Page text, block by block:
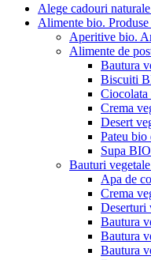
Alege cadouri
Alimente bio.
Aperitive bio.
Alimente de
Bautura
Biscuiti
Ciocolata
Crema
Desert
Pateu bio
Supa
Bauturi
Apa de
Crema
Deserturi
Bautura
Bautura
Bautura